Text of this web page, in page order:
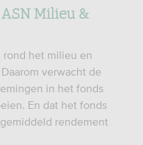
Milieu &
rond het milieu en
verwacht de
in het fonds
En dat het fonds
rendement